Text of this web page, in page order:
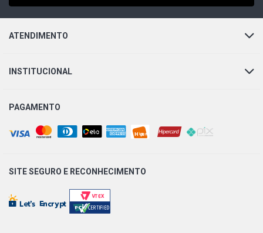
ATENDIMENTO
INSTITUCIONAL
PAGAMENTO
SITE SEGURO E RECONHECIMENTO